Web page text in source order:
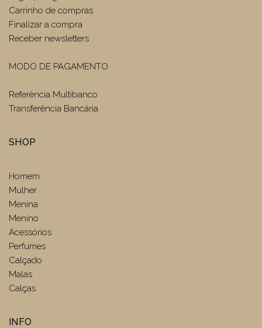
Carrinho de compras
Finalizar a compra
Receber newsletters
MODO DE PAGAMENTO
Referência Multibanco
Transferência Bancária
SHOP
Homem
Mulher
Menina
Menino
Acessórios
Perfumes
Calçado
Malas
Calças
INFO